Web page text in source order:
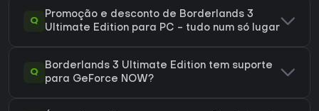
Q
Promoção e desconto de Borderlands 3
Ultimate Edition para PC - tudo num só lugar
Q
Borderlands 3 Ultimate Edition tem suporte
para GeForce NOW?